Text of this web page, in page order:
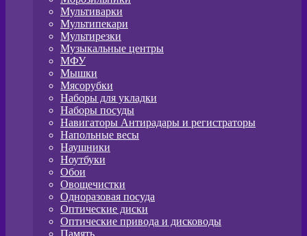
Мультиварки
Мультипекари
Мультирезки
Музыкальные центры
МФУ
Мышки
Мясорубки
Наборы для укладки
Наборы посуды
Навигаторы Антирадары и регистраторы
Напольные весы
Наушники
Ноутбуки
Обои
Овощечистки
Одноразовая посуда
Оптические диски
Оптические привода и дисководы
Память